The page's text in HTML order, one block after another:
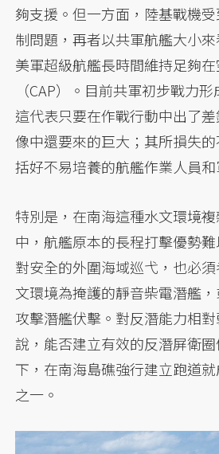
夠支援。但一方面，陸基戰機
制問題，再者以共軍航艦大小
美軍超級航艦長時間維持足夠
（CAP）。目前共軍初步戰力
這代表只要在作戰行動中出了
像中還要來的巨大；其所損失
括好不易培養的航艦作業人員和
特別是，在南海這種水文環境
中，航艦原本的長程打擊優勢
對安全的外圍海域巡弋，也必
文環境為掩護的靜音柴電潛艦
攻擊潛艦伏擊。對反潛能力相
說，能否建立有效的反潛屏衛
下，在南海島礁強行建立跑道
之一。